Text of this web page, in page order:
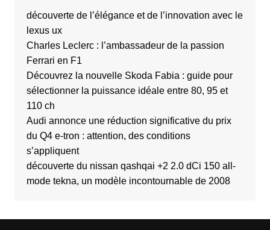
découverte de l’élégance et de l’innovation avec le
lexus ux
Charles Leclerc : l’ambassadeur de la passion
Ferrari en F1
Découvrez la nouvelle Skoda Fabia : guide pour
sélectionner la puissance idéale entre 80, 95 et
110 ch
Audi annonce une réduction significative du prix
du Q4 e-tron : attention, des conditions
s’appliquent
découverte du nissan qashqai +2 2.0 dCi 150 all-
mode tekna, un modèle incontournable de 2008